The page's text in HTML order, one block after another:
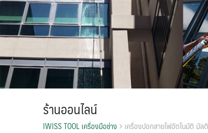
ร้านออนไลน์
IWISS TOOL เครื่องมือช่าง เครื่องปอกสายไฟอัตโนมัติ มั